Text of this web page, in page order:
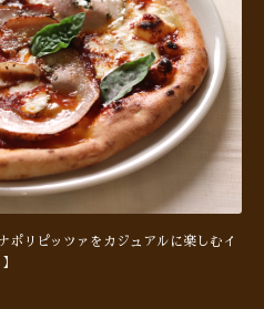
リピッツァをカジュアルに楽しむイ